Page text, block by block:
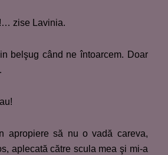
zise Lavinia.
belşug când ne întoarcem. Doar
apropiere să nu o vadă careva,
aplecată către scula mea şi mi-a